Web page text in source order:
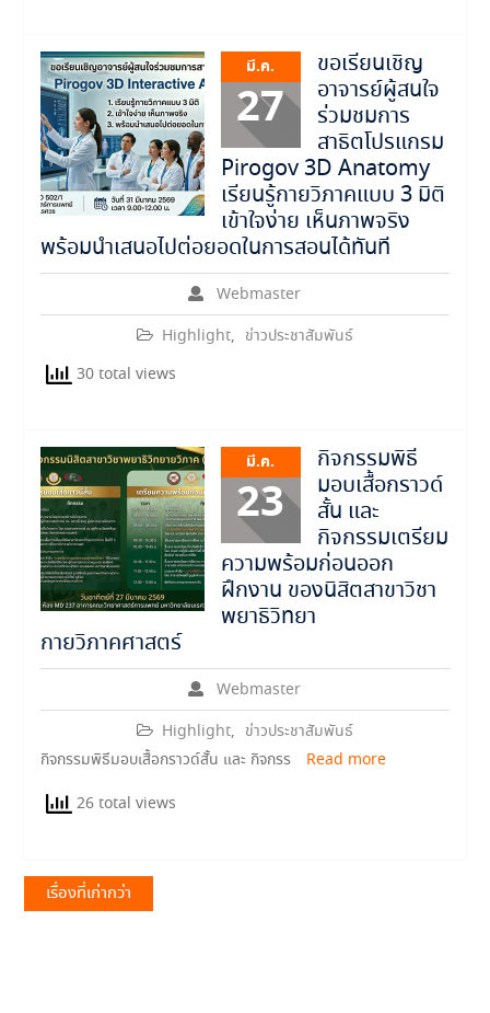
มี.ค.
27
ขอเรียนเชิญ
อาจารย์ผู้สนใจ
ร่วมชมการ
สาธิตโปรแกรม
Pirogov 3D Anatomy
เรียนรู้กายวิภาคแบบ 3 มิติ
เข้าใจง่าย เห็นภาพจริง
พร้อมนำเสนอไปต่อยอดในการสอนได้ทันที
Webmaster
Highlight, ข่าวประชาสัมพันธ์
30 total views
มี.ค.
23
กิจกรรมพิธี
มอบเสื้อกราวด์
สั้น และ
กิจกรรมเตรียม
ความพร้อมก่อนออก
ฝึกงาน ของนิสิตสาขาวิชา
พยาธิวิทยา
กายวิภาคศาสตร์
Webmaster
Highlight, ข่าวประชาสัมพันธ์
กิจกรรมพิธีมอบเสื้อกราวด์สั้น และ กิจกรร
Read more
26 total views
แนะแนว
เรื่อง
เรื่องที่เก่ากว่า